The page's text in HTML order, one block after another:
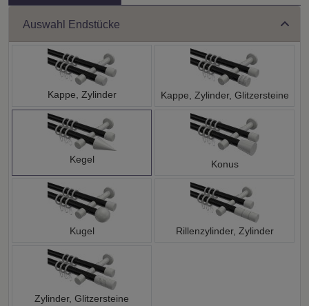
Auswahl Endstücke
Kappe, Zylinder Kappe, Zylinder, Glitzersteine
Kegel Konus
Kugel Rillenzylinder, Zylinder
Zylinder, Glitzersteine